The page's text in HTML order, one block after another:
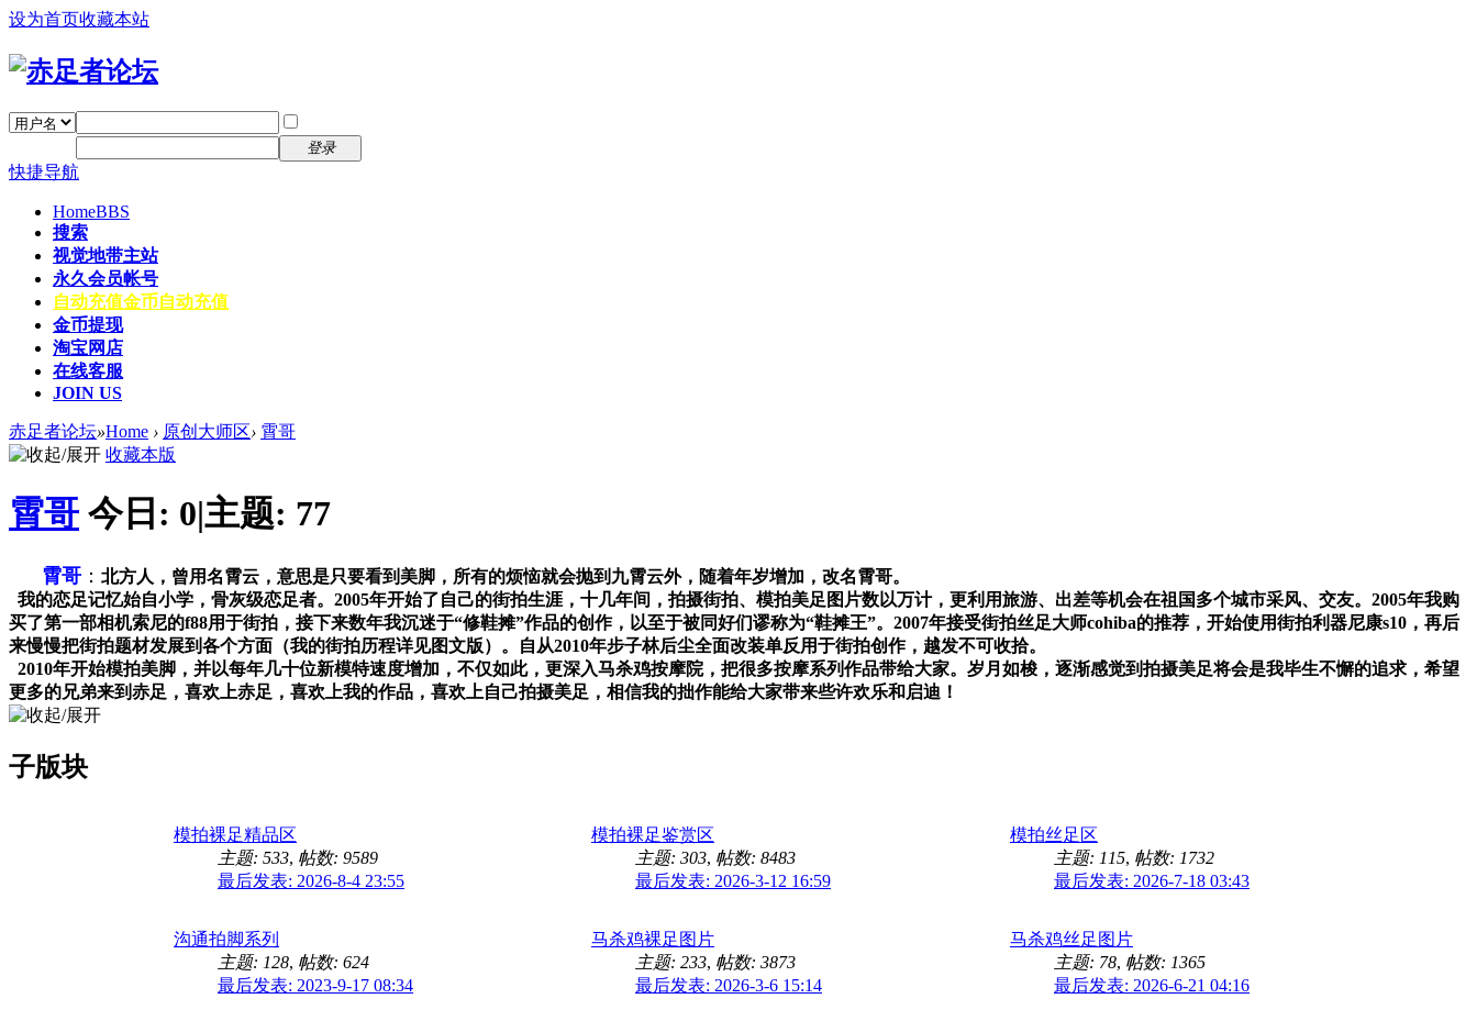
设为首页收藏本站
登录
快捷导航
HomeBBS
搜索
视觉地带主站
永久会员帐号
自动充值金币自动充值
金币提现
淘宝网店
在线客服
JOIN US
赤足者论坛»Home › 原创大师区› 霄哥
收藏本版
霄哥 今日: 0|主题: 77
霄哥 ： 北方人，曾用名霄云，意思是只要看到美脚，所有的烦恼就会抛到九霄云外，随着年岁增加，改名霄哥。
我的恋足记忆始自小学，骨灰级恋足者。2005年开始了自己的街拍生涯，十几年间，拍摄街拍、模拍美足图片数以万计，更利用旅游、出差等机会在祖国多个城市采风、交友。2005年我购
买了第一部相机索尼的f88用于街拍，接下来数年我沉迷于“修鞋摊”作品的创作，以至于被同好们谬称为“鞋摊王”。2007年接受街拍丝足大师cohiba的推荐，开始使用街拍利器尼康s10，再后
来慢慢把街拍题材发展到各个方面（我的街拍历程详见图文版）。自从2010年步子林后尘全面改装单反用于街拍创作，越发不可收拾。
2010年开始模拍美脚，并以每年几十位新模特速度增加，不仅如此，更深入马杀鸡按摩院，把很多按摩系列作品带给大家。岁月如梭，逐渐感觉到拍摄美足将会是我毕生不懈的追求，希望
更多的兄弟来到赤足，喜欢上赤足，喜欢上我的作品，喜欢上自己拍摄美足，相信我的拙作能给大家带来些许欢乐和启迪！
子版块
模拍裸足精品区
主题: 533, 帖数: 9589
最后发表: 2026-8-4 23:55
模拍裸足鉴赏区
主题: 303, 帖数: 8483
最后发表: 2026-3-12 16:59
模拍丝足区
主题: 115, 帖数: 1732
最后发表: 2026-7-18 03:43
沟通拍脚系列
主题: 128, 帖数: 624
最后发表: 2023-9-17 08:34
马杀鸡裸足图片
主题: 233, 帖数: 3873
最后发表: 2026-3-6 15:14
马杀鸡丝足图片
主题: 78, 帖数: 1365
最后发表: 2026-6-21 04:16